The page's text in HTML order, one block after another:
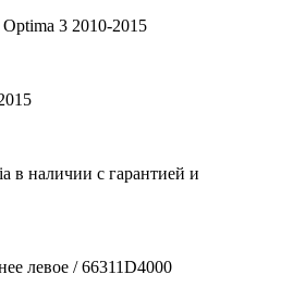
3 2010-2015
в наличии с гарантией и
левое / 66311D4000